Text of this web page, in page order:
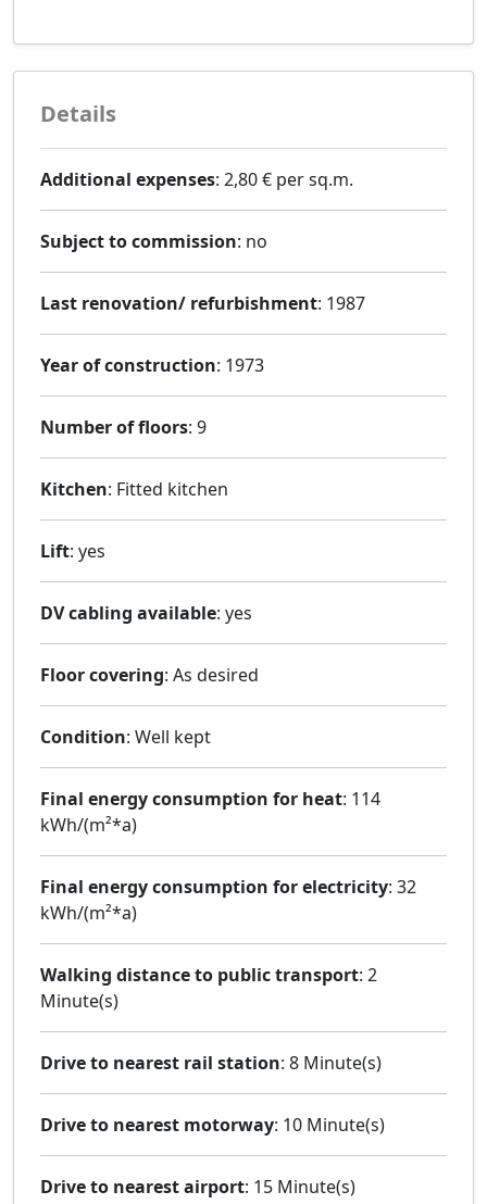
Details
Additional expenses: 2,80 € per sq.m.
Subject to commission: no
Last renovation/ refurbishment: 1987
Year of construction: 1973
Number of floors: 9
Kitchen: Fitted kitchen
Lift: yes
DV cabling available: yes
Floor covering: As desired
Condition: Well kept
Final energy consumption for heat: 114
kWh/(m²*a)
Final energy consumption for electricity: 32
kWh/(m²*a)
Walking distance to public transport: 2
Minute(s)
Drive to nearest rail station: 8 Minute(s)
Drive to nearest motorway: 10 Minute(s)
Drive to nearest airport: 15 Minute(s)